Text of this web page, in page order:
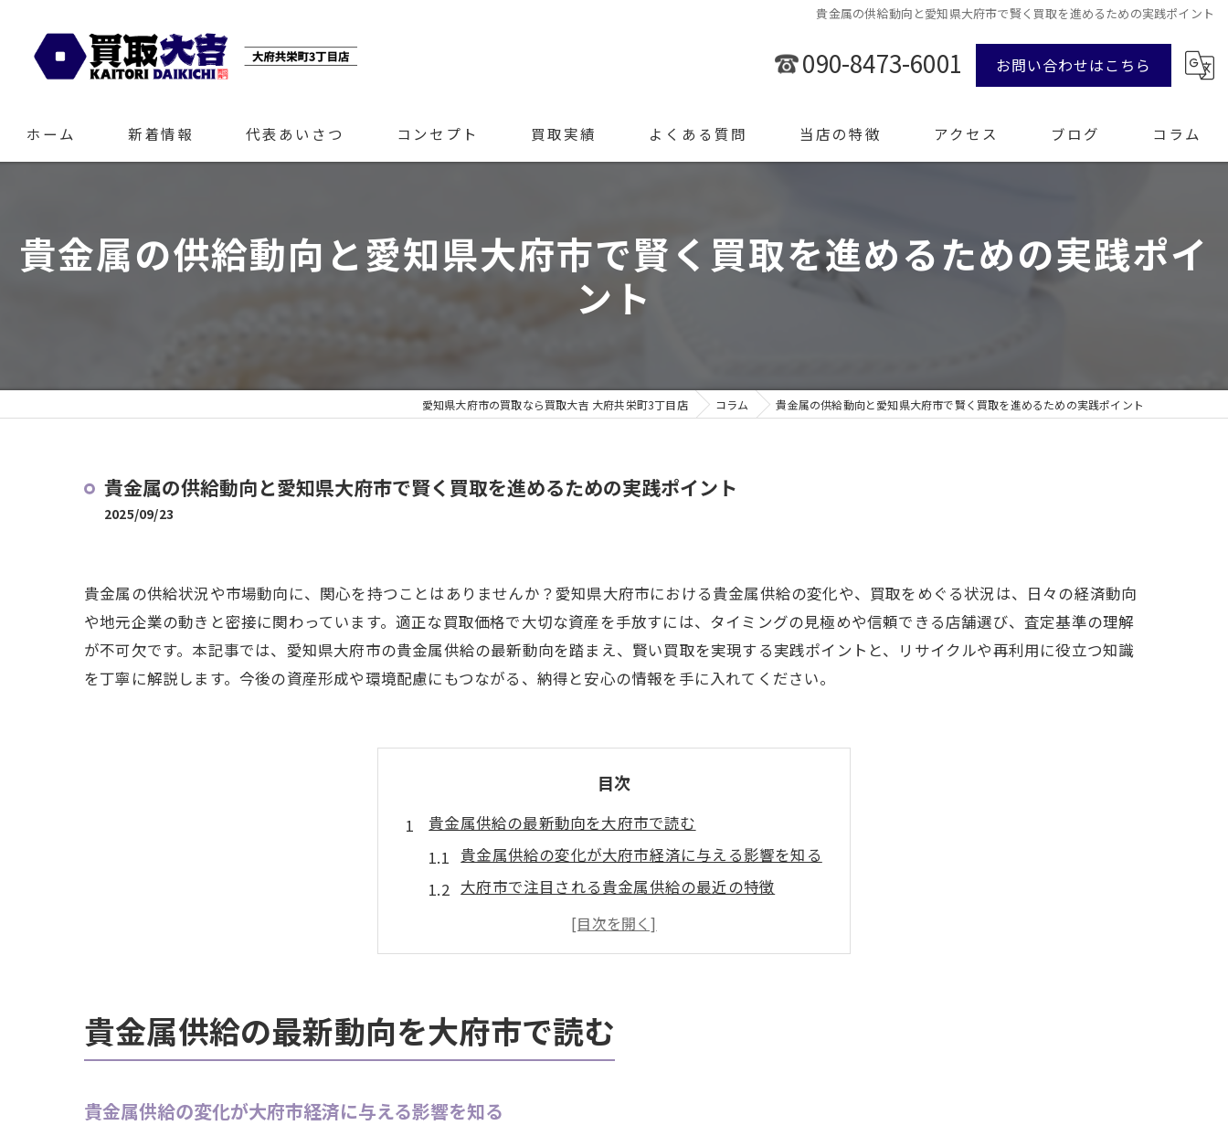
貴金属の供給動向と愛知県大府市で賢く買取を進めるための実践ポイント
090-8473-6001 お問い合わせはこちら
ホーム 新着情報 代表あいさつ コンセプト 買取実績 よくある質問 当店の特徴
ブランド品
アクセス ブログ コラム
貴金属の供給動向と愛知県大府市で賢く買取を進めるための実践ポイ
ント
愛知県大府市の買取なら買取大吉 大府共栄町3丁目店 コラム 貴金属の供給動向と愛知県大府市で賢く買取を進めるための実践ポイント
貴金属の供給動向と愛知県大府市で賢く買取を進めるための実践ポイント
2025/09/23
貴金属の供給状況や市場動向に、関心を持つことはありませんか？愛知県大府市における貴金属供給の変化や、買取をめぐる状況は、日々の経済動向
や地元企業の動きと密接に関わっています。適正な買取価格で大切な資産を手放すには、タイミングの見極めや信頼できる店舗選び、査定基準の理解
が不可欠です。本記事では、愛知県大府市の貴金属供給の最新動向を踏まえ、賢い買取を実現する実践ポイントと、リサイクルや再利用に役立つ知識
を丁寧に解説します。今後の資産形成や環境配慮にもつながる、納得と安心の情報を手に入れてください。
目次
貴金属供給の最新動向を大府市で読む
貴金属供給の変化が大府市経済に与える影響を知る
大府市で注目される貴金属供給の最近の特徴
貴金属供給と市場動向を見極めるためのポイント
大府市の貴金属流通状況から読み取る今後の展望
賢い買取を目指すなら供給状況に注目
貴金属供給動向が買取価格に与える意味とは
貴金属の適正な買取時期を供給から見極める
貴金属供給の最新動向を大府市で読む
貴金属供給の変化が大府市経済に与える影響を知る